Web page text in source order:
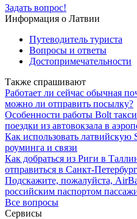
Задать вопрос!
Информация о Латвии
Путеводитель туриста
Вопросы и ответы
Достопримечательности
Также спрашивают
Работает ли сейчас обычная
можно ли отправить посылку?
Особенности работы Bolt
поездки из автовокзала в
Как использовать
роуминга и связи
Как добраться из Риги в
отправиться в Санкт-
Подскажите, пожалуйста,
российским паспортом
Все вопросы
Сервисы